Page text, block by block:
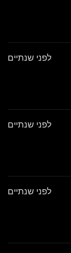
לפני שנתיים
לפני שנתיים
לפני שנתיים